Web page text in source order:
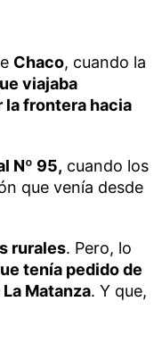
Chaco, cuando la
viajaba
la frontera hacia
Nº 95, cuando los
que venía desde
rurales. Pero, lo
tenía pedido de
Matanza. Y que,